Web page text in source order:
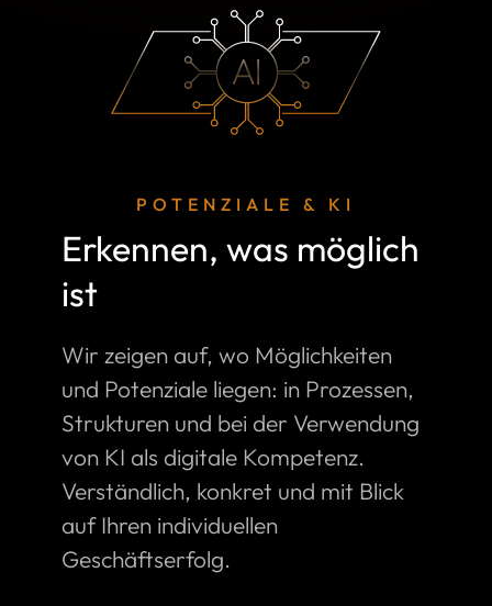
POTENZIALE & KI
Erkennen, was möglich
ist
Wir zeigen auf, wo Möglichkeiten
und Potenziale liegen: in Prozessen,
Strukturen und bei der Verwendung
von KI als digitale Kompetenz.
Verständlich, konkret und mit Blick
auf Ihren individuellen
Geschäftserfolg.